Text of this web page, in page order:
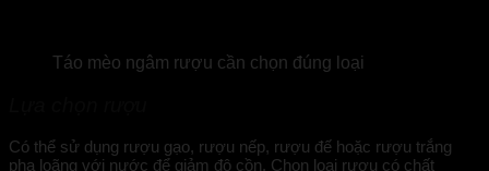
Táo mèo ngâm rượu cần chọn đúng loại
Có thể sử dụng rượu gạo, rượu nếp, rượu đế hoặc rượu trắng
pha loãng với nước để giảm độ cồn. Chọn loại rượu có chất